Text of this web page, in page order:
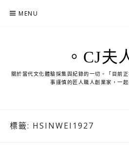
MENU
。CJ夫
關於當代文化體驗採集與紀錄的一切。「目前
事謹慎的匠人職人創業家，一起
標籤: HSINWEI1927